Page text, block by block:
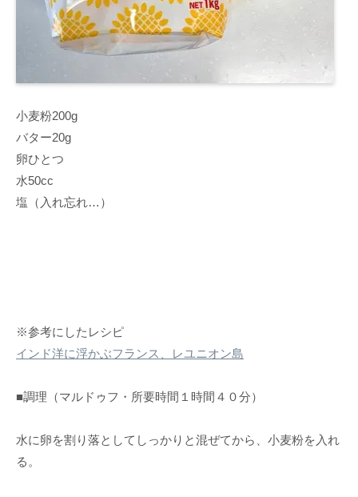
小麦粉200g
バター20g
卵ひとつ
水50cc
塩（入れ忘れ…）
※参考にしたレシピ
インド洋に浮かぶフランス、レユニオン島
■調理（マルドゥフ・所要時間１時間４０分）
水に卵を割り落としてしっかりと混ぜてから、小麦粉を入れ
る。